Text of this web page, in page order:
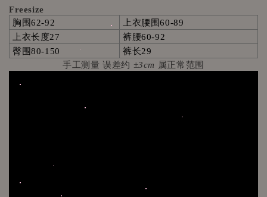
Freesize
胸围62-92 上衣腰围60-89
上衣长度27 裤腰60-92
臀围80-150 裤长29
手工测量 误差约 ±3cm 属正常范围